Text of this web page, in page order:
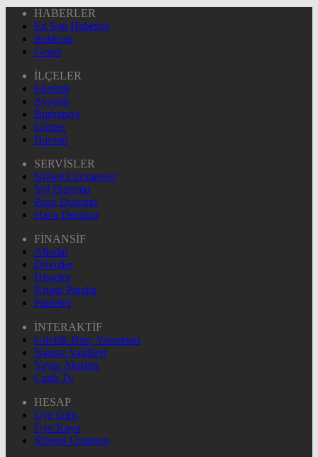
HABERLER
En Son Haberler
Balıkesir
Genel
İLÇELER
Edremit
Ayvalık
Burhaniye
Gömeç
Havran
SERVİSLER
Nöbetçi Eczaneler
Yol Durumu
Puan Durumu
Hava Durumu
FİNANSİF
Altınlar
Dövizler
Hisseler
Kripto Paralar
Pariteler
İNTERAKTİF
Günlük Burç Yorumları
Namaz Vakitleri
Yayın Akışları
Canlı Tv
HESAP
Üye Giriş
Üye Kayıt
Şifremi Unuttum